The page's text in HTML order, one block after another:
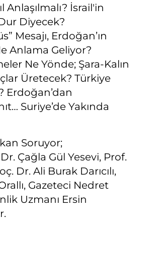
Anlaşılmalı? İsrail'in
Diyecek?
Mesajı, Erdoğan’ın
Anlama Geliyor?
Ne Yönde; Şara-Kalın
Üretecek? Türkiye
Erdoğan’dan
Suriye’de Yakında
Soruyor;
Çağla Gül Yesevi, Prof.
Dr. Ali Burak Darıcılı,
Gazeteci Nedret
Uzmanı Ersin